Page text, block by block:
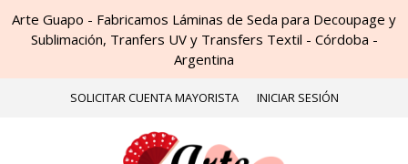
Arte Guapo - Fabricamos Láminas de Seda para Decoupage y
Sublimación, Tranfers UV y Transfers Textil - Córdoba -
Argentina
SOLICITAR CUENTA MAYORISTA INICIAR SESIÓN